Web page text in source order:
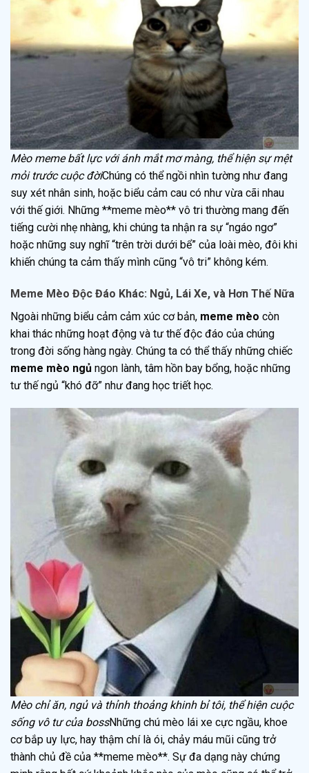
Mèo meme bất lực với ánh mắt mơ màng, thể hiện sự mệt
mỏi trước cuộc đờiChúng có thể ngồi nhìn tường như đang
suy xét nhân sinh, hoặc biểu cảm cau có như vừa cãi nhau
với thế giới. Những **meme mèo** vô tri thường mang đến
tiếng cười nhẹ nhàng, khi chúng ta nhận ra sự “ngáo ngơ”
hoặc những suy nghĩ “trên trời dưới bể” của loài mèo, đôi khi
khiến chúng ta cảm thấy mình cũng “vô tri” không kém.
Meme Mèo Độc Đáo Khác: Ngủ, Lái Xe, và Hơn Thế Nữa
Ngoài những biểu cảm cảm xúc cơ bản, meme mèo còn
khai thác những hoạt động và tư thế độc đáo của chúng
trong đời sống hàng ngày. Chúng ta có thể thấy những chiếc
meme mèo ngủ ngon lành, tâm hồn bay bổng, hoặc những
tư thế ngủ “khó đỡ” như đang học triết học.
Mèo chỉ ăn, ngủ và thỉnh thoảng khinh bỉ tôi, thể hiện cuộc
sống vô tư của bossNhững chú mèo lái xe cực ngầu, khoe
cơ bắp uy lực, hay thậm chí là ói, chảy máu mũi cũng trở
thành chủ đề của **meme mèo**. Sự đa dạng này chứng